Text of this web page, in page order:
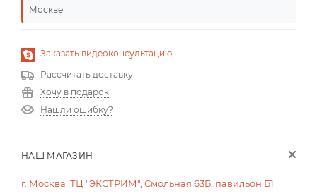
Москве
Заказать видеоконсультацию
Рассчитать доставку
Хочу в подарок
Нашли ошибку?
НАШ МАГАЗИН
г. Москва, ТЦ "ЭКСТРИМ", Смольная 63Б, павильон Б1